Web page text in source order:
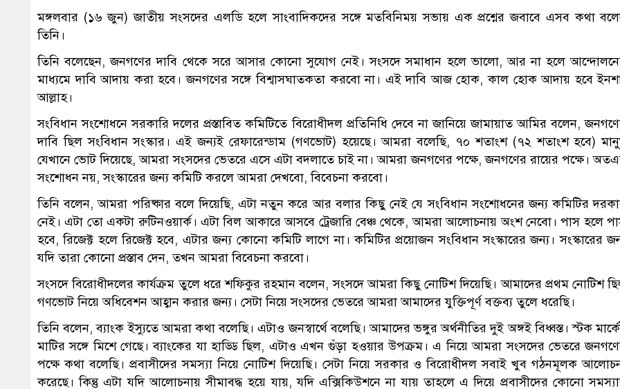
মঙ্গলবার (১৬ জুন) জাতীয় সংসদের এলডি হলে সাংবাদিকদের সঙ্গে মতবিনিময় সভায় এক প্রশ্নের জবাবে এসব কথা
তিনি।
তিনি বলেছেন, জনগণের দাবি থেকে সরে আসার কোনো সুযোগ নেই। সংসদে সমাধান হলে ভালো, আর না হলে
মাধ্যমে দাবি আদায় করা হবে। জনগণের সঙ্গে বিশ্বাসঘাতকতা করবো না। এই দাবি আজ হোক, কাল হোক আদায় হবে
আল্লাহ।
সংবিধান সংশোধনে সরকারি দলের প্রস্তাবিত কমিটিতে বিরোধীদল প্রতিনিধি দেবে না জানিয়ে জামায়াত আমির বলেন,
দাবি ছিল সংবিধান সংস্কার। এই জন্যই রেফারেন্ডাম (গণভোট) হয়েছে। আমরা বলেছি, ৭০ শতাংশ (৭২ শতাংশ হবে)
যেখানে ভোট দিয়েছে, আমরা সংসদের ভেতরে এসে এটা বদলাতে চাই না। আমরা জনগণের পক্ষে, জনগণের রায়ের পক্ষে।
সংশোধন নয়, সংস্কারের জন্য কমিটি করলে আমরা দেখবো, বিবেচনা করবো।
তিনি বলেন, আমরা পরিষ্কার বলে দিয়েছি, এটা নতুন করে আর বলার কিছু নেই যে সংবিধান সংশোধনের জন্য কমিটির
নেই। এটা তো একটা রুটিনওয়ার্ক। এটা বিল আকারে আসবে ট্রেজারি বেঞ্চ থেকে, আমরা আলোচনায় অংশ নেবো। পাস হলে
হবে, রিজেক্ট হলে রিজেক্ট হবে, এটার জন্য কোনো কমিটি লাগে না। কমিটির প্রয়োজন সংবিধান সংস্কারের জন্য। সংস্কারের
যদি তারা কোনো প্রস্তাব দেন, তখন আমরা বিবেচনা করবো।
সংসদে বিরোধীদলের কার্যক্রম তুলে ধরে শফিকুর রহমান বলেন, সংসদে আমরা কিছু নোটিশ দিয়েছি। আমাদের প্রথম নোটিশ
গণভোট নিয়ে অধিবেশন আহ্বান করার জন্য। সেটা নিয়ে সংসদের ভেতরে আমরা আমাদের যুক্তিপূর্ণ বক্তব্য তুলে ধরেছি।
তিনি বলেন, ব্যাংক ইস্যুতে আমরা কথা বলেছি। এটাও জনস্বার্থে বলেছি। আমাদের ভঙ্গুর অর্থনীতির দুই অঙ্গই বিধ্বস্ত। স্টক
মাটির সঙ্গে মিশে গেছে। ব্যাংকের যা হাড্ডি ছিল, এটাও এখন গুঁড়া হওয়ার উপক্রম। এ নিয়ে আমরা সংসদের ভেতরে
পক্ষে কথা বলেছি। প্রবাসীদের সমস্যা নিয়ে নোটিশ দিয়েছি। সেটা নিয়ে সরকার ও বিরোধীদল সবাই খুব গঠনমূলক
করেছে। কিন্তু এটা যদি আলোচনায় সীমাবদ্ধ হয়ে যায়, যদি এক্সিকিউশনে না যায় তাহলে এ দিয়ে প্রবাসীদের কোনো